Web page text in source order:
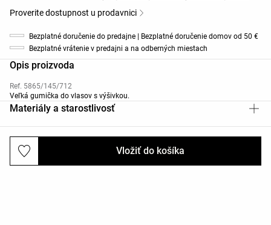
Vložiť do košíka
Proverite dostupnost u prodavnici
Bezplatné doručenie do predajne | Bezplatné doručenie domov od 50 €
Bezplatné vrátenie v predajni a na odberných miestach
Opis proizvoda
Ref. 5865/145/712
Veľká gumička do vlasov s výšivkou.
Materiály a starostlivosť
Dodanie a vrátenie tovaru